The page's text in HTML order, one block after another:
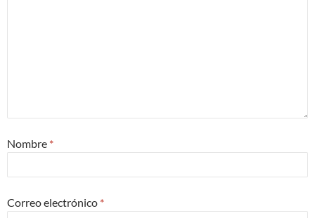
Nombre *
Correo electrónico *